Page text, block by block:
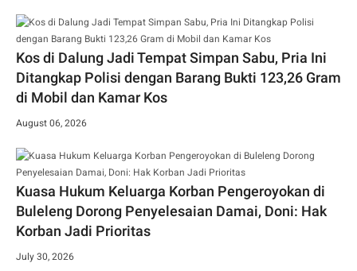
Kos di Dalung Jadi Tempat Simpan Sabu, Pria Ini
Ditangkap Polisi dengan Barang Bukti 123,26 Gram
di Mobil dan Kamar Kos
August 06, 2026
Kuasa Hukum Keluarga Korban Pengeroyokan di
Buleleng Dorong Penyelesaian Damai, Doni: Hak
Korban Jadi Prioritas
July 30, 2026